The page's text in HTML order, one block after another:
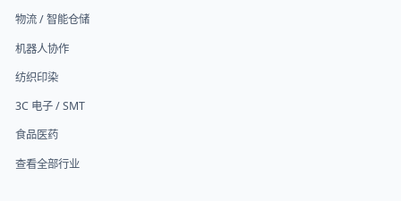
物流 / 智能仓储
机器人协作
纺织印染
3C 电子 / SMT
食品医药
查看全部行业